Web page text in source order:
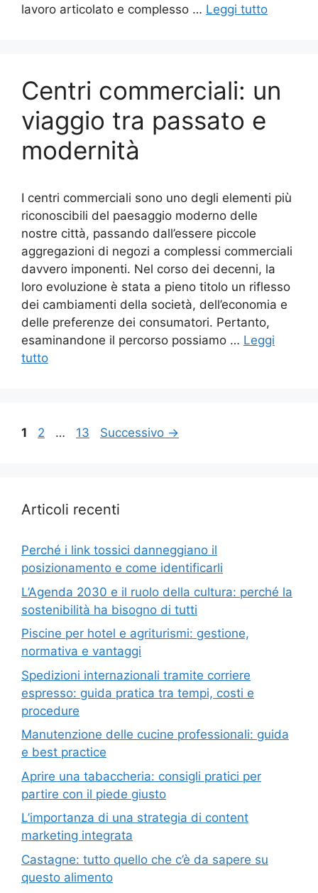
lavoro articolato e complesso … Leggi tutto
Centri commerciali: un
viaggio tra passato e
modernità
I centri commerciali sono uno degli elementi più
riconoscibili del paesaggio moderno delle
nostre città, passando dall’essere piccole
aggregazioni di negozi a complessi commerciali
davvero imponenti. Nel corso dei decenni, la
loro evoluzione è stata a pieno titolo un riflesso
dei cambiamenti della società, dell’economia e
delle preferenze dei consumatori. Pertanto,
esaminandone il percorso possiamo … Leggi
tutto
Pagina
1 Pagina
2 … Pagina
13 Successivo →
Articoli recenti
Perché i link tossici danneggiano il
posizionamento e come identificarli
L’Agenda 2030 e il ruolo della cultura: perché la
sostenibilità ha bisogno di tutti
Piscine per hotel e agriturismi: gestione,
normativa e vantaggi
Spedizioni internazionali tramite corriere
espresso: guida pratica tra tempi, costi e
procedure
Manutenzione delle cucine professionali: guida
e best practice
Aprire una tabaccheria: consigli pratici per
partire con il piede giusto
L’importanza di una strategia di content
marketing integrata
Castagne: tutto quello che c’è da sapere su
questo alimento